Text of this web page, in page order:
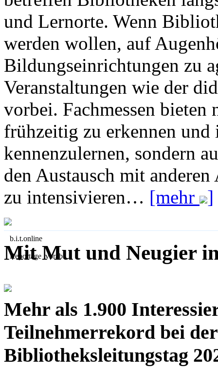
und Lernorte. Wenn
werden wollen, auf
Bildungseinrichtungen zu
Veranstaltungen wie der
vorbei. Fachmessen
frühzeitig zu erkennen und
kennenzulernen, sondern
den Austausch mit
zu intensivieren… [mehr ]
b.i.t.online
Reportage vorab
Mit Mut und Neugier
Mehr als 1.900
Teilnehmerrekord bei
Bibliotheksleitungstag